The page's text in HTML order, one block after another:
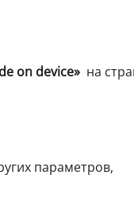
on device» на
параметров,